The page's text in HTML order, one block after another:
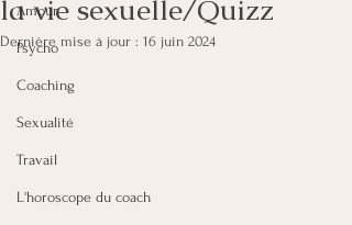
Amour
Psycho
Coaching
Sexualité
Travail
L'horoscope du coach
la vie sexuelle/Quizz
Dernière mise à jour : 16 juin 2024